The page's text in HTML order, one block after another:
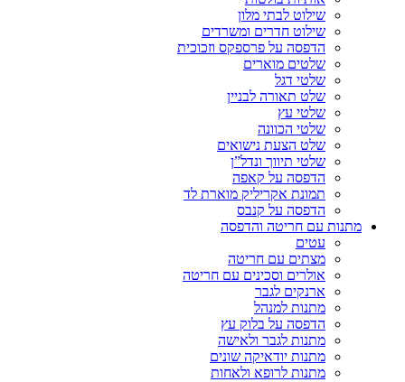
שילוט לבתי מלון
שילוט חדרים ומשרדים
הדפסה על פרספקס וזכוכית
שלטים מוארים
שלטי דגל
שלט תאורה לבניין
שלטי עץ
שלטי הכוונה
שלט הצעת נישואים
שלטי תיווך ונדל”ן
הדפסה על קאפה
תמונת אקריליק מוארת לד
הדפסה על קנבס
מתנות עם חריטה והדפסה
עטים
מצתים עם חריטה
אולרים וסכינים עם חריטה
ארנקים לגבר
מתנות למנהל
הדפסה על בלוק עץ
מתנות לגבר ולאישה
מתנות יודאיקה שונים
מתנות לרופא ולאחות